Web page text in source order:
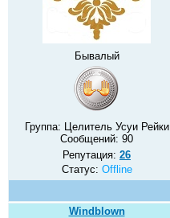
Бывалый
Группа: Целитель Усуи Рейки
Сообщений: 90
Репутация: 26
Статус: Offline
Windblown